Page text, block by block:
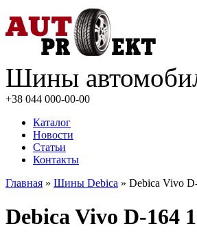
Шины
+38 044 000-00-00
Каталог
Новости
Статьи
Контакты
Главная » Шины Debica » Debica Vivo
Debica Vivo D-164